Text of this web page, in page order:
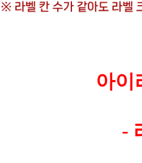
아이
-